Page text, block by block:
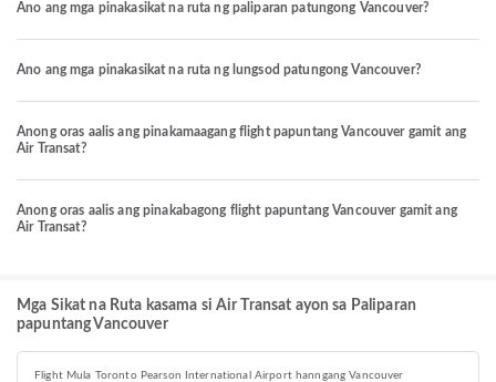
Ano ang mga pinakasikat na ruta ng paliparan patungong Vancouver?
Ano ang mga pinakasikat na ruta ng lungsod patungong Vancouver?
Anong oras aalis ang pinakamaagang flight papuntang Vancouver gamit ang
Air Transat?
Anong oras aalis ang pinakabagong flight papuntang Vancouver gamit ang
Air Transat?
Mga Sikat na Ruta kasama si Air Transat ayon sa Paliparan
papuntang Vancouver
Flight Mula Toronto Pearson International Airport hanngang Vancouver